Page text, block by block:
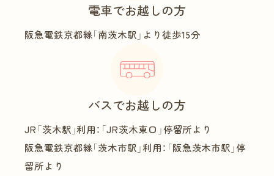
電車でお越しの方
阪急電鉄京都線「南茨木駅」より徒歩15分
バスでお越しの方
JR「茨木駅」利用：「JR茨木東口」停留所より
阪急電鉄京都線「茨木市駅」利用：「阪急茨木市駅」停
留所より